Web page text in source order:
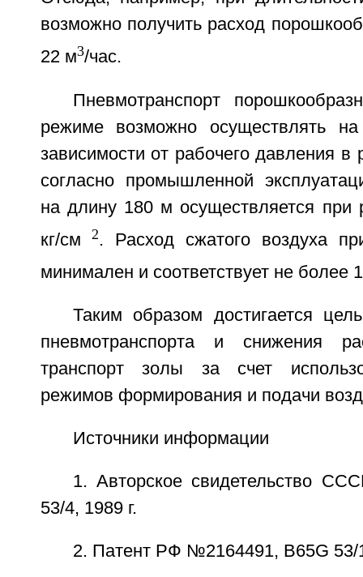
возможно получить расход
22 м3/час.
Пневмотранспорт
режиме возможно осуществлять
зависимости от рабочего давления
согласно промышленной
на длину 180 м осуществляется при
кг/см 2. Расход сжатого воздуха
минимален и соответствует не более
Таким образом достигается
пневмотранспорта и снижения
транспорт золы за счет
режимов формирования и подачи
Источники информации
1. Авторское свидетельство
53/4, 1989 г.
2. Патент РФ №2164491, B65G 53/